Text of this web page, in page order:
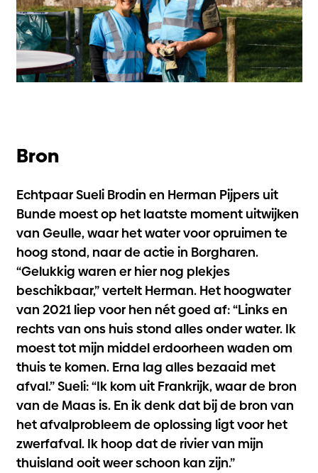
Bron
Echtpaar Sueli Brodin en Herman Pijpers uit
Bunde moest op het laatste moment uitwijken
van Geulle, waar het water voor opruimen te
hoog stond, naar de actie in Borgharen.
“Gelukkig waren er hier nog plekjes
beschikbaar,” vertelt Herman. Het hoogwater
van 2021 liep voor hen nét goed af: “Links en
rechts van ons huis stond alles onder water. Ik
moest tot mijn middel erdoorheen waden om
thuis te komen. Erna lag alles bezaaid met
afval.” Sueli: “Ik kom uit Frankrijk, waar de bron
van de Maas is. En ik denk dat bij de bron van
het afvalprobleem de oplossing ligt voor het
zwerfafval. Ik hoop dat de rivier van mijn
thuisland ooit weer schoon kan zijn.”